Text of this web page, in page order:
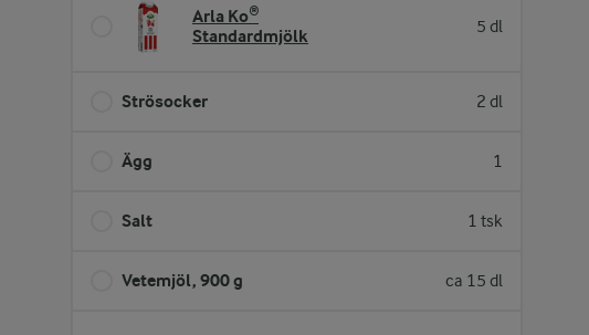
Arla Ko®
Standardmjölk
5 dl
Strösocker 2 dl
Ägg 1
Salt 1 tsk
Vetemjöl, 900 g ca 15 dl